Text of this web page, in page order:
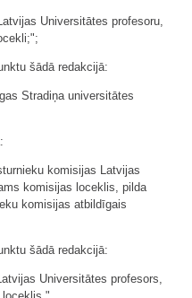
Universitātes profesoru,
šādā redakcijā:
Stradiņa universitātes
komisijas Latvijas
komisijas loceklis, pilda
komisijas atbildīgais
šādā redakcijā:
Universitātes profesors,